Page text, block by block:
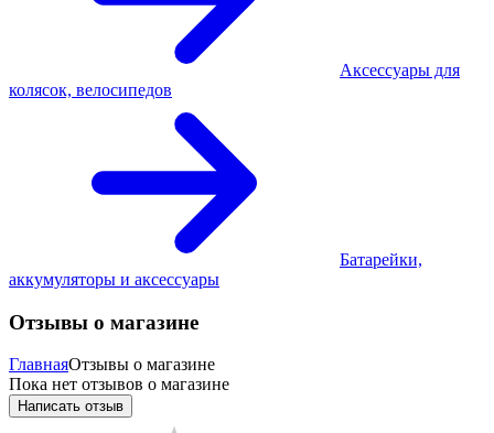
Аксессуары для
колясок, велосипедов
Батарейки,
аккумуляторы и аксессуары
Отзывы о магазине
ГлавнаяОтзывы о магазине
Пока нет отзывов о магазине
Написать отзыв